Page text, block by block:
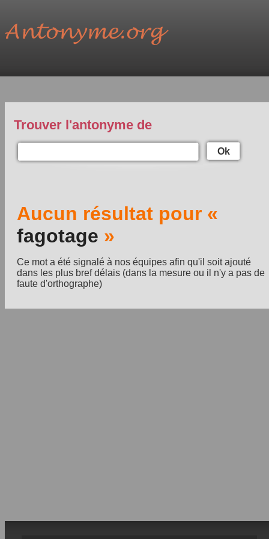
Trouver l'antonyme de
Ok
Aucun résultat pour «
fagotage »
Ce mot a été signalé à nos équipes afin qu'il soit ajouté
dans les plus bref délais (dans la mesure ou il n'y a pas de
faute d'orthographe)